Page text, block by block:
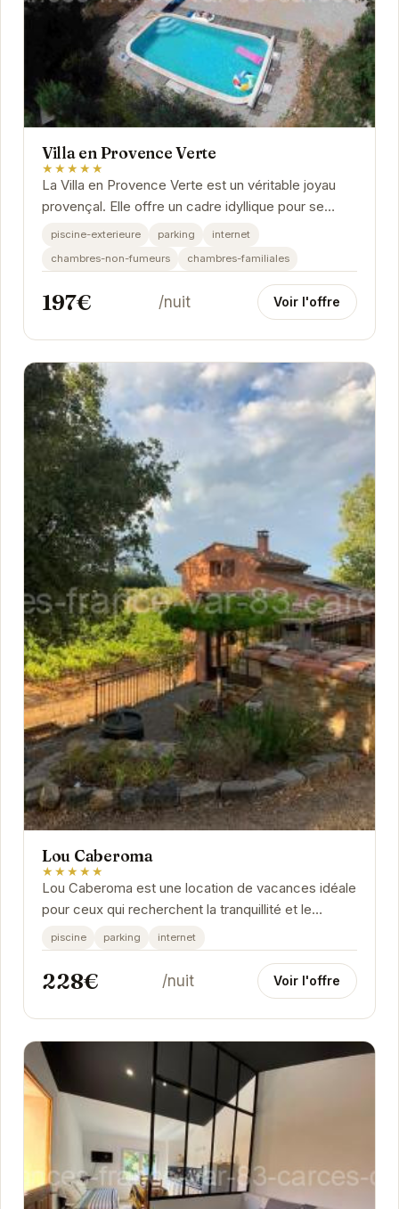
Villa en Provence Verte
★★★★★
La Villa en Provence Verte est un véritable joyau
provençal. Elle offre un cadre idyllique pour se
détendre et profiter du calme de la campagne....
piscine-exterieure parking
internet
chambres-non-fumeurs
chambres-familiales
197€ /nuit Voir l'offre
Lou Caberoma
★★★★★
Lou Caberoma est une location de vacances idéale
pour ceux qui recherchent la tranquillité et le
confort. Avec sa piscine privée, son parking et...
piscine parking internet
228€ /nuit Voir l'offre